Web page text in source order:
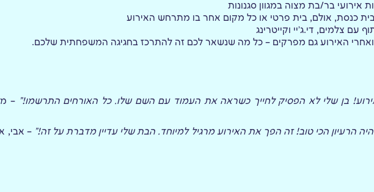
אירועי בר/בת מצוה במגוון סגנונות
כנסת, אולם, בית פרטי או כל מקום אחר בו מתרחש האירוע
עם צלמים, די.ג'יי וקייטרינג
ואחרי האירוע גם מפרקים – כל מה שנשאר לכם זה להתרכז בחגיגה המשפחתית שלכם.
בן שלי לא הפסיק לחייך כשראה את העמוד עם השם שלו. כל האורחים התרשמו!" –
היה הרעיון הכי טוב! זה הפך את האירוע מרגיל למיוחד. הבת שלי עדיין מדברת על זה!" – אבי,